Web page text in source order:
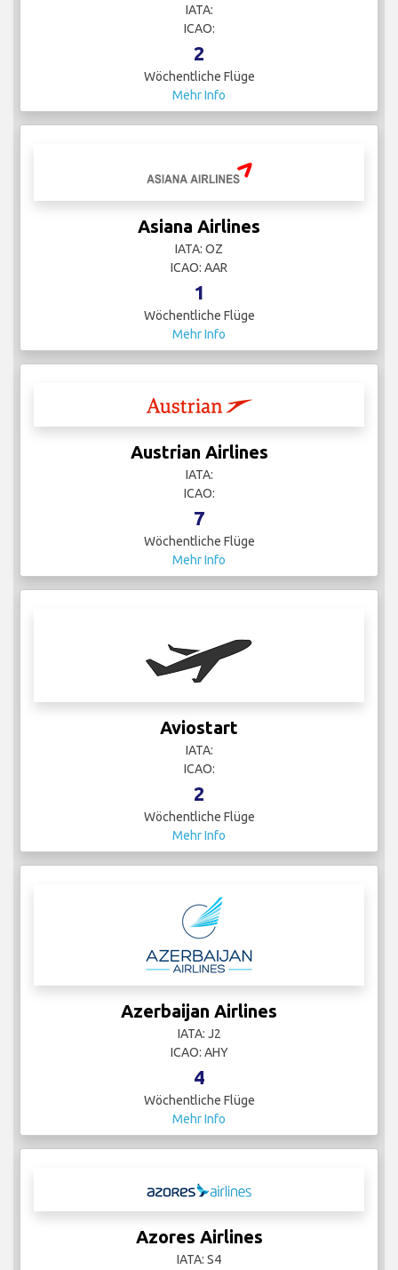
IATA:
ICAO:
2
Wöchentliche Flüge
Mehr Info
Asiana Airlines
IATA: OZ
ICAO: AAR
1
Wöchentliche Flüge
Mehr Info
Austrian Airlines
IATA:
ICAO:
7
Wöchentliche Flüge
Mehr Info
Aviostart
IATA:
ICAO:
2
Wöchentliche Flüge
Mehr Info
Azerbaijan Airlines
IATA: J2
ICAO: AHY
4
Wöchentliche Flüge
Mehr Info
Azores Airlines
IATA: S4